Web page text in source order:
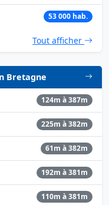
53 000 hab.
Tout afficher
Bretagne
124m à 387m
225m à 382m
61m à 382m
192m à 381m
110m à 381m